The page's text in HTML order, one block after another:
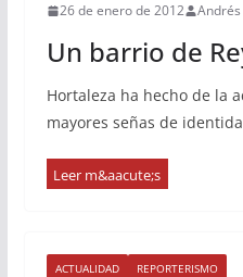
26 de enero de 2012
Un barrio de
Hortaleza ha hecho de la
mayores señas de
ACTUALIDAD REPORTERISMO